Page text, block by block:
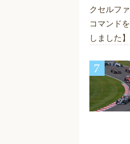
クセルフ
コマンド
しました